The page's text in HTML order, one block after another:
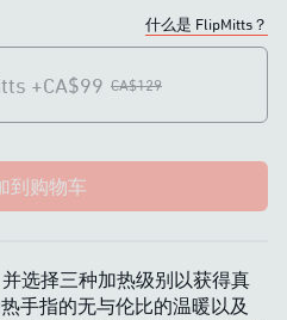
什么是 FlipMitts？
+CA$99 CA$129
到购物车
选择三种加热级别以获得真
手指的无与伦比的温暖以及